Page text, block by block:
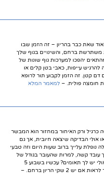
שאת כבר בהריון – זה הזמן שבו
משתרשת ברחם, והשינויים בגוף שלך
יהפכו למערכות גוף שונות של
להרגיש עייפות, כאבי בטן קלים או
דם קטן. זה הזמן לקבוע תור לרופא
חומצה פולית. –למאמר המלא
כרגיל ורק האיחור במחזור הוא המבשר
אולי הבדיקה שיצאה חיובית, אך גם
נופלת עלייך ברוב שעות היום וזה טבעי
עובד קשה, למרות שהעובר בגודל של
גרגר שומשום , ואולי יש לך תאומים? עכשיו בשבוע 5
2 שקי הריון ברחם. –